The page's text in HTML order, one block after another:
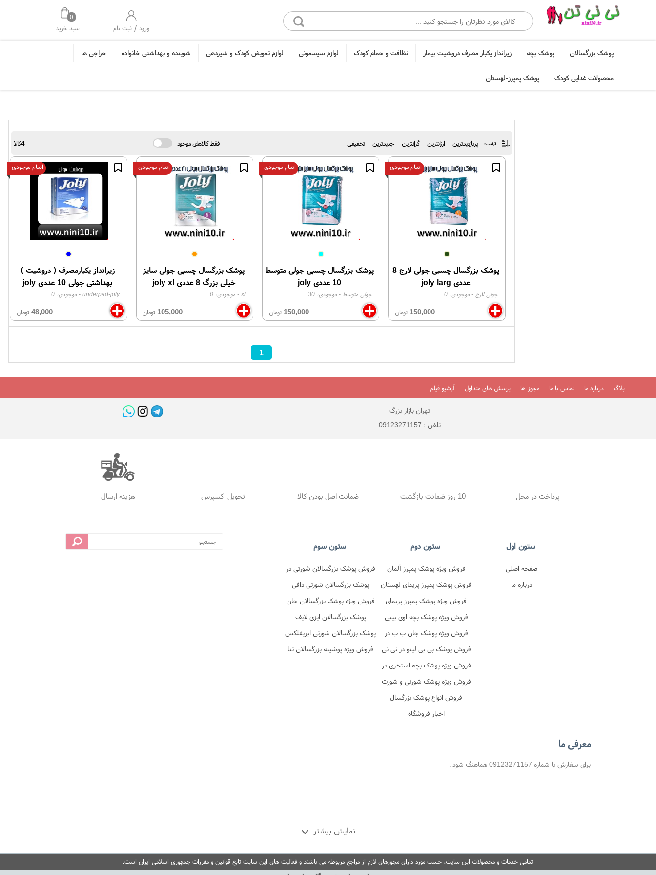
0
سبد خرید ورود / ثبت نام
پوشک بزرگسالان پوشک بچه زیرانداز یکبار مصرف دروشیت بیمار نظافت و حمام کودک لوازم سیسمونی لوازم تعویض کودک و شیردهی شوینده و بهداشتی خانواده حراجی ها
محصولات غذایی کودک پوشک پمپرز-لهستان
ترتیب: پربازدیدترین ارزانترین گرانترین جدیدترین تخفیفی فقط کالاهای موجود 4کالا
پوشک بزرگسال چسبی جولی لارج 8
عددی joly larg
جولی لارج- موجودی: 0
150,000 تومان
اتمام موجودی
پوشک بزرگسال چسبی جولی متوسط
10 عددی joly
جولی متوسط - موجودی:30
150,000 تومان
اتمام موجودی
پوشک بزرگسال چسبی جولی سایز
خیلی بزرگ 8 عددی joly xl
xl- موجودی: 0
105,000 تومان
اتمام موجودی
زیرانداز یکبارمصرف ( دروشیت )
بهداشتی جولی 10 عددی joly
underpad-joly - موجودی:0
48,000تومان
اتمام موجودی
1
بلاگ درباره ما تماس با ما مجوز ها پرسش های متداول آرشیو فیلم
تهران بازار بزرگ
تلفن : 09123271157
پرداخت در محل 10 روز ضمانت بازگشت ضمانت اصل بودن کالا تحویل اکسپرس هزینه ارسال
ستون اول
صفحه اصلی
درباره ما
ستون دوم
فروش ویژه پوشک پمپرز آلمان
اصل در نی نی تن
فروش پوشک پمپرز پریمای لهستان
در نی نی تن
فروش ویژه پوشک پمپرز پریمای
ترک در نی نی تن
فروش ویژه پوشک بچه اوی بیبی
فروش ویژه پوشک جان ب ب در
نی نی تن
فروش پوشک بی بی لینو در نی نی
تن
فروش ویژه پوشک بچه استخری در
نی نی تن
فروش ویژه پوشک شورتی و شورت
آموزشی در نی نی تن
فروش انواع پوشک بزرگسال
اخبار فروشگاه
ستون سوم
فروش پوشک بزرگسالان شورتی در
فروشگاه نی نی تن
پوشک بزرگسالان شورتی دافی
فروش ویژه پوشک بزرگسالان جان
پد شورتی
پوشک بزرگسالان ایزی لایف
پوشک بزرگسالان شورتی ابریفلکس
فروش ویژه پوشینه بزرگسالان تنا
معرفی ما
برای سفارش با شماره 09123271157 هماهنگ شود .
نمایش بیشتر
تمامی خدمات و محصولات این سایت، حسب مورد دارای مجوزهای لازم از مراجع مربوطه می باشند و فعالیت های این سایت تابع قوانین و مقررات جمهوری اسلامی ایران است.